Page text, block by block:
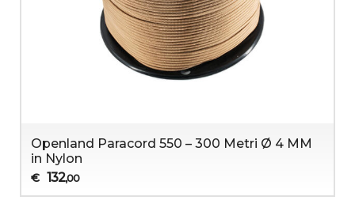
Openland Paracord 550 – 300 Metri Ø 4 MM
in Nylon
€ 132,00